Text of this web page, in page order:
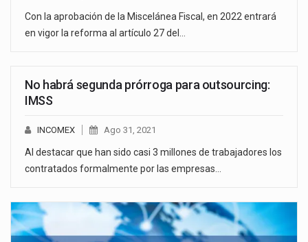
Con la aprobación de la Miscelánea Fiscal, en 2022 entrará
en vigor la reforma al artículo 27 del…
No habrá segunda prórroga para outsourcing:
IMSS
INCOMEX Ago 31, 2021
Al destacar que han sido casi 3 millones de trabajadores los
contratados formalmente por las empresas…